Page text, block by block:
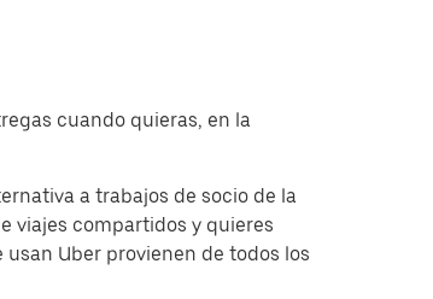
cuando quieras, en la
a trabajos de socio de la
viajes compartidos y quieres
Uber provienen de todos los